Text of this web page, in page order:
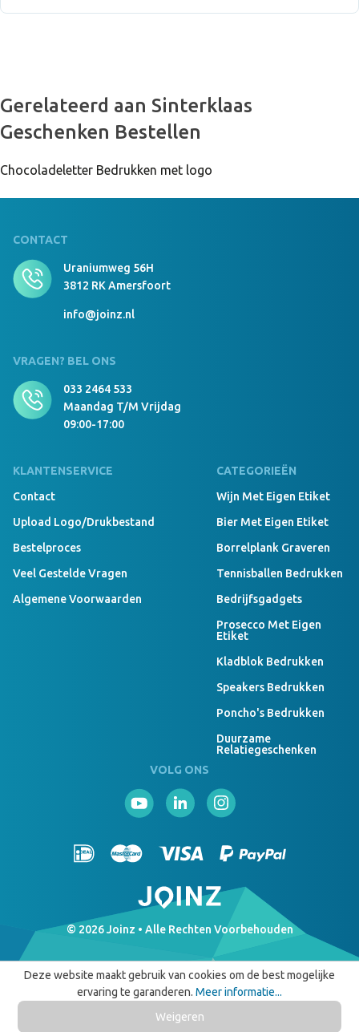
Gerelateerd aan Sinterklaas
Geschenken Bestellen
Chocoladeletter Bedrukken met logo
CONTACT
Uraniumweg 56H
3812 RK Amersfoort
info@joinz.nl
VRAGEN? BEL ONS
033 2464 533
Maandag T/m Vrijdag
09:00-17:00
KLANTENSERVICE
Contact
Upload Logo/drukbestand
Bestelproces
Veel Gestelde Vragen
Algemene Voorwaarden
CATEGORIEËN
Wijn Met Eigen Etiket
Bier Met Eigen Etiket
Borrelplank Graveren
Tennisballen Bedrukken
Bedrijfsgadgets
Prosecco Met Eigen
Etiket
Kladblok Bedrukken
Speakers Bedrukken
Poncho's Bedrukken
Duurzame
Relatiegeschenken
VOLG ONS
© 2026 Joinz • Alle Rechten Voorbehouden
Deze website maakt gebruik van cookies om de best mogelijke
ervaring te garanderen. Meer informatie...
Weigeren